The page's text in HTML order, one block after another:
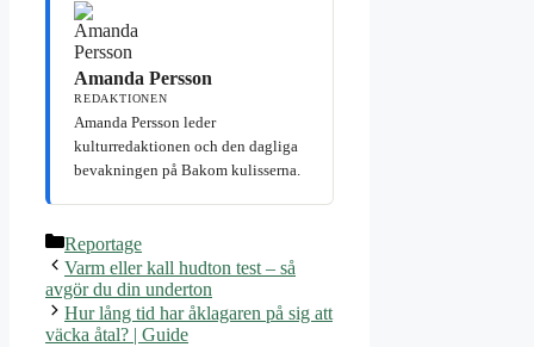
Amanda Persson
REDAKTIONEN
Amanda Persson leder
kulturredaktionen och den dagliga
bevakningen på Bakom kulisserna.
Kategorier
Reportage
Varm eller kall hudton test – så
avgör du din underton
Hur lång tid har åklagaren på sig att
väcka åtal? | Guide